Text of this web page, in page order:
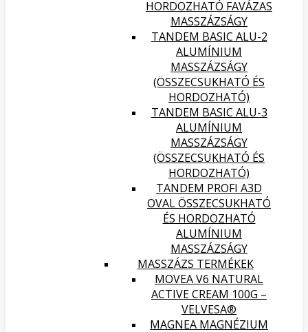
HORDOZHATÓ FAVÁZAS
MASSZÁZSÁGY
TANDEM BASIC ALU-2
ALUMÍNIUM
MASSZÁZSÁGY
(ÖSSZECSUKHATÓ ÉS
HORDOZHATÓ)
TANDEM BASIC ALU-3
ALUMÍNIUM
MASSZÁZSÁGY
(ÖSSZECSUKHATÓ ÉS
HORDOZHATÓ)
TANDEM PROFI A3D
OVAL ÖSSZECSUKHATÓ
ÉS HORDOZHATÓ
ALUMÍNIUM
MASSZÁZSÁGY
MASSZÁZS TERMÉKEK
MOVEA V6 NATURAL
ACTIVE CREAM 100G –
VELVESA®
MAGNEA MAGNÉZIUM